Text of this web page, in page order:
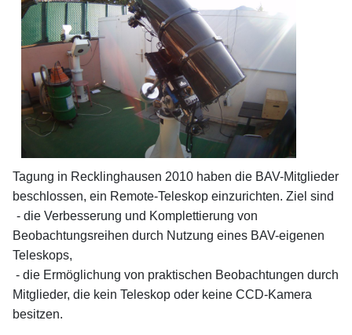
Tagung in Recklinghausen 2010 haben die BAV-Mitglieder
beschlossen, ein Remote-Teleskop einzurichten. Ziel sind
- die Verbesserung und Komplettierung von
Beobachtungsreihen durch Nutzung eines BAV-eigenen
Teleskops,
- die Ermöglichung von praktischen Beobachtungen durch
Mitglieder, die kein Teleskop oder keine CCD-Kamera
besitzen.